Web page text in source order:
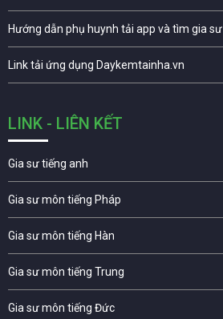
Hướng dẫn phụ huynh tải app và tìm gia sư
Link tải ứng dụng Daykemtainha.vn
LINK - LIÊN KẾT
Gia sư tiếng anh
Gia sư môn tiếng Pháp
Gia sư môn tiếng Hàn
Gia sư môn tiếng Trung
Gia sư môn tiếng Đức